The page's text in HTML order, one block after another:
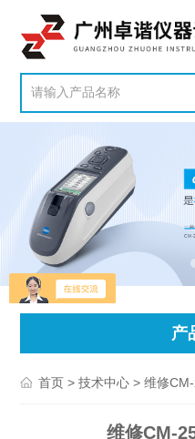
产
首页 >技术中心 > 维修
维修CM-